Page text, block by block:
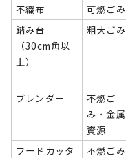
不織布
可燃ごみ
踏み台
（30cm角以
上）
粗大ごみ
ブレンダー
不燃ご
み・金属
資源
フードカッタ
不燃ごみ